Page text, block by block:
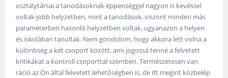
osztálytársai a tanodásoknak éppenséggel nagyon is kevéssel
voltak jobb helyzetben, mint a tanodások, viszont minden más
paraméterben hasonló helyzetben voltak, ugyanazon a helyen
és iskolában tanultak. Nem gondolom, hogy akkora lett volna a
különbség a két csoport között, ami jogossá tenné a felvetett
kritikákat a kontroll csoporttal szemben. Természetesen van
ráció az Ön által felvetett lehetőségben is, de itt megint közbelép